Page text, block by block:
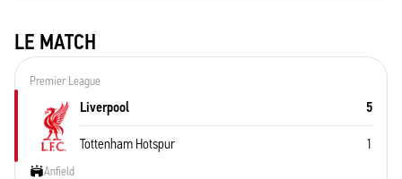
LE MATCH
Premier League
Liverpool 5
Tottenham Hotspur 1
Anfield